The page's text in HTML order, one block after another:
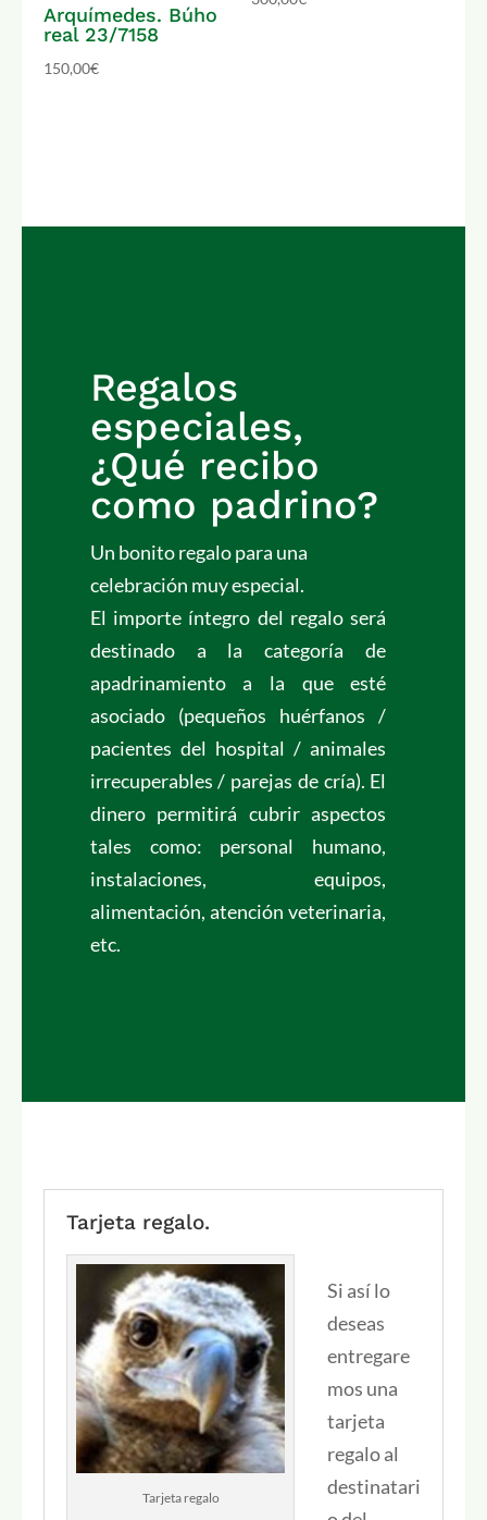
Arquímedes. Búho
real 23/7158
150,00€
Regalos
especiales,
¿Qué recibo
como padrino?
Un bonito regalo para una
celebración muy especial.
El importe íntegro del regalo será
destinado a la categoría de
apadrinamiento a la que esté
asociado (pequeños huérfanos /
pacientes del hospital / animales
irrecuperables / parejas de cría). El
dinero permitirá cubrir aspectos
tales como: personal humano,
instalaciones, equipos,
alimentación, atención veterinaria,
etc.
Tarjeta regalo.
Tarjeta regalo
Si así lo
deseas
entregare
mos una
tarjeta
regalo al
destinatari